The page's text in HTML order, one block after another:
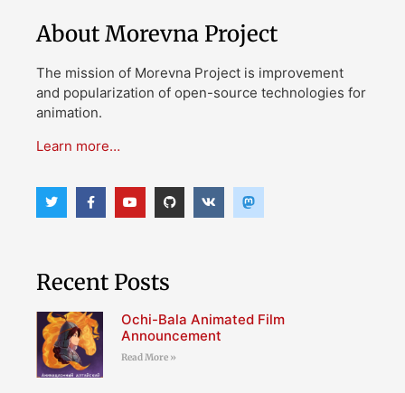
About Morevna Project
The mission of Morevna Project is improvement
and popularization of open-source technologies for
animation.
Learn more…
Recent Posts
Ochi-Bala Animated Film
Announcement
Read More »